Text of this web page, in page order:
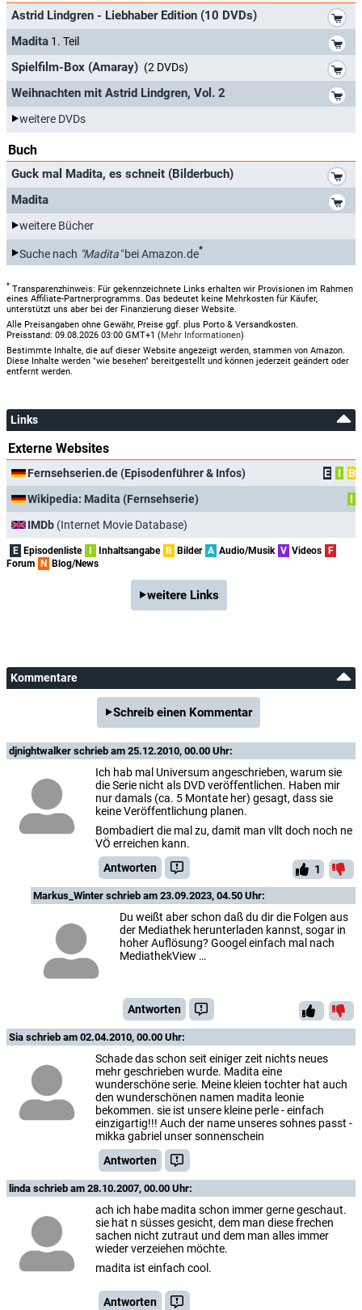
Astrid Lindgren - Liebhaber Edition (10 DVDs)
Madita 1. Teil
Spielfilm-Box (Amaray) (2 DVDs)
Weihnachten mit Astrid Lindgren, Vol. 2
weitere DVDs
Buch
Guck mal Madita, es schneit (Bilderbuch)
Madita
weitere Bücher
Suche nach "Madita"bei Amazon.de*
* Transparenzhinweis: Für gekennzeichnete Links erhalten wir Provisionen im Rahmen
eines Affiliate-Partnerprogramms. Das bedeutet keine Mehrkosten für Käufer,
unterstützt uns aber bei der Finanzierung dieser Website.
Alle Preisangaben ohne Gewähr, Preise ggf. plus Porto & Versandkosten.
Preisstand: 09.08.2026 03:00 GMT+1 (Mehr Informationen)
Bestimmte Inhalte, die auf dieser Website angezeigt werden, stammen von Amazon.
Diese Inhalte werden "wie besehen" bereitgestellt und können jederzeit geändert oder
entfernt werden.
Links
Externe Websites
Fernsehserien.de (Episodenführer & Infos) E I
B
Wikipedia: Madita (Fernsehserie)
I
IMDb (Internet Movie Database)
E Episodenliste Inhaltsangabe B Bilder A Audio/Musik V Videos
F
Forum
N Blog/News
weitere Links
Kommentare
Schreib einen Kommentar
djnightwalker schrieb am 25.12.2010, 00.00 Uhr:
Ich hab mal Universum angeschrieben, warum sie
die Serie nicht als DVD veröffentlichen. Haben mir
nur damals (ca. 5 Montate her) gesagt, dass sie
keine Veröffentlichung planen.
Bombadiert die mal zu, damit man vllt doch noch ne
VÖ erreichen kann.
Antworten
1
Markus_Winter schrieb am 23.09.2023, 04.50 Uhr:
Du weißt aber schon daß du dir die Folgen aus
der Mediathek herunterladen kannst, sogar in
hoher Auflösung? Googel einfach mal nach
MediathekView …
Antworten
Sia schrieb am 02.04.2010, 00.00 Uhr:
Schade das schon seit einiger zeit nichts neues
mehr geschrieben wurde. Madita eine
wunderschöne serie. Meine kleien tochter hat auch
den wunderschönen namen madita leonie
bekommen. sie ist unsere kleine perle - einfach
einzigartig!!! Auch der name unseres sohnes passt -
mikka gabriel unser sonnenschein
Antworten
linda schrieb am 28.10.2007, 00.00 Uhr:
ach ich habe madita schon immer gerne geschaut.
sie hat n süsses gesicht, dem man diese frechen
sachen nicht zutraut und dem man alles immer
wieder verzeiehen möchte.
madita ist einfach cool.
Antworten